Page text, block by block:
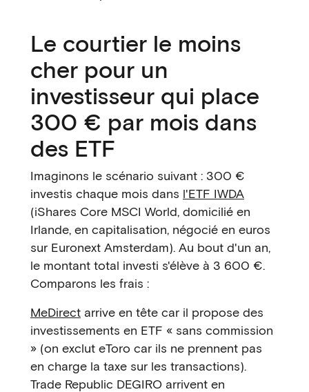
Le courtier le moins
cher pour un
investisseur qui place
300 € par mois dans
des ETF
Imaginons le scénario suivant : 300 €
investis chaque mois dans l'ETF IWDA
(iShares Core MSCI World, domicilié en
Irlande, en capitalisation, négocié en euros
sur Euronext Amsterdam). Au bout d'un an,
le montant total investi s'élève à 3 600 €.
Comparons les frais :
MeDirect arrive en tête car il propose des
investissements en ETF « sans commission
» (on exclut eToro car ils ne prennent pas
en charge la taxe sur les transactions).
Trade Republic DEGIRO arrivent en